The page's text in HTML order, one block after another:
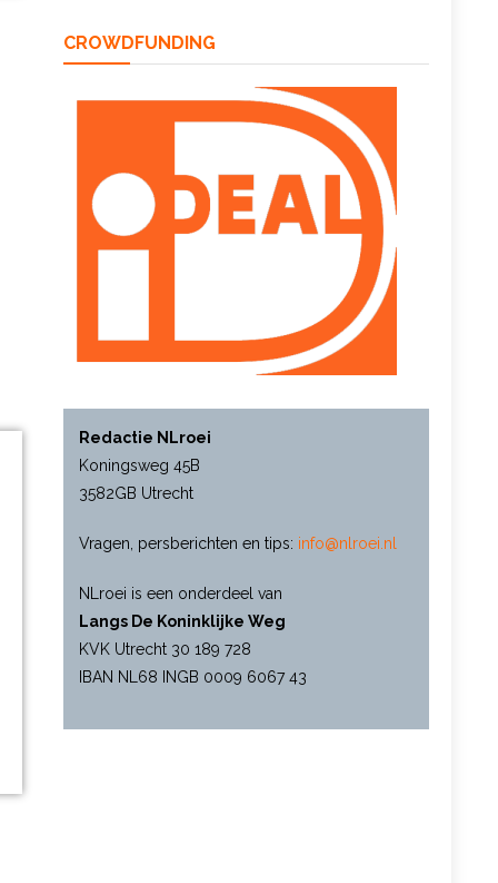
CROWDFUNDING
Redactie NLroei
Koningsweg 45B
3582GB Utrecht
Vragen, persberichten en tips: info@nlroei.nl
NLroei is een onderdeel van
Langs De Koninklijke Weg
KVK Utrecht 30 189 728
IBAN NL68 INGB 0009 6067 43